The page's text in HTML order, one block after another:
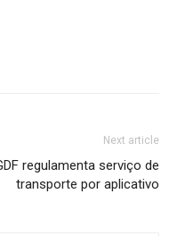
Next article
regulamenta serviço de
transporte por aplicativo